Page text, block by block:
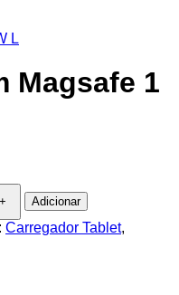
Magsafe 1
Adicionar
Carregador Tablet,